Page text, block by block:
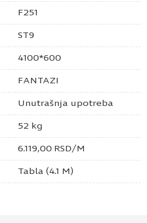
F251
ST9
4100*600
FANTAZI
Unutrašnja upotreba
52 kg
6.119,00 RSD/M
Tabla (4.1 M)